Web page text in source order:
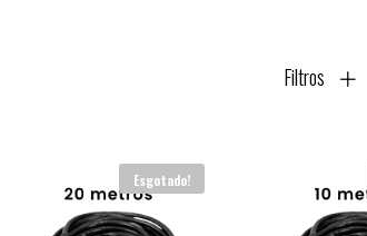
Filtros
Esgotado!